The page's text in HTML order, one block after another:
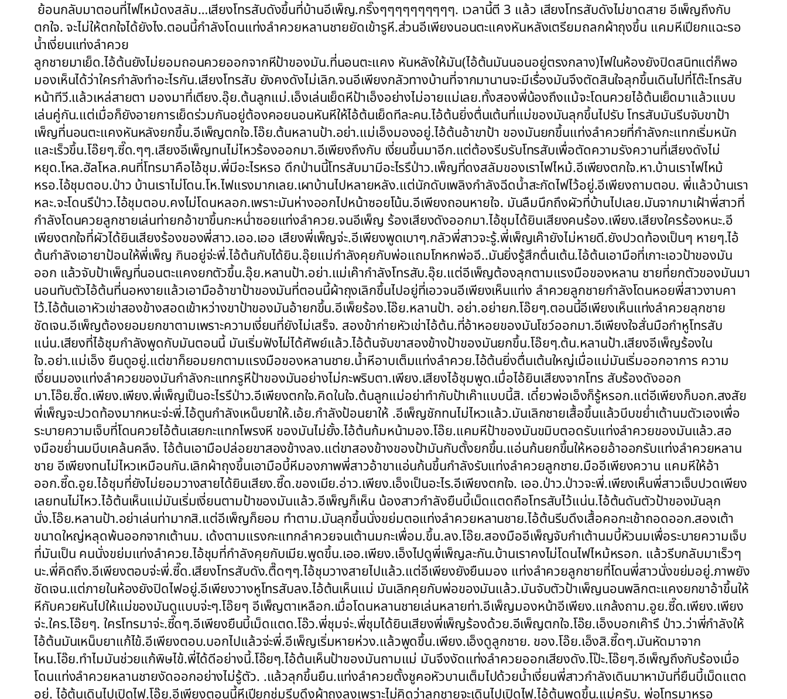
ย้อนกลับมาตอนที่ไฟไหม้ดงสลัม…เสียงโทรสับดังขึ้นที่บ้านอีเพ็ญ.กริ๊งๆๆๆๆๆๆๆๆๆๆ. เวลานี้ตี 3 แล้ว เสียงโทรสับดังไม่ขาดสาย อีเพ็ญถึงกับ
ตกใจ. จะไม่ให้ตกใจได้ยังไง.ตอนนี้กำลังโดนแท่งลำควยหลานชายยัดเข้ารูหี.ส่วนอีเพียงนอนตะแคงหันหลังเตรียมถลกผ้าถุงขึ้น แคมหีเปียกแฉะรอ
น้ำเงี่ยนแท่งลำควย
ลูกชายมาเย็ด.ไอ้ต้นยังไม่ยอมถอนควยออกจากหีป้าของมัน.ที่นอนตะแคง หันหลังให้มัน(ไอ้ต้นมันนอนอยู่ตรงกลาง)ไฟในห้องยังปิดสนิทแต่ก็พอ
มองเห็นได้ว่าใครกำลังทำอะไรกัน.เสียงโทรสับ ยังคงดังไม่เลิก.จนอีเพียงกลัวทางบ้านที่จากมานานจะมีเรื่องมันจึงตัดสินใจลุกขึ้นเดินไปที่โต๊ะโทรสับ
หน้าทีวี.แล้วเหล่สายตา มองมาที่เตียง.อุ๊ย.ต้นลูกแม่.เอ็งเล่นเย็ดหีป้าเอ็งอย่างไม่อายแม่เลย.ทั้งสองพี่น้องถึงแม้จะโดนควยไอ้ต้นเย็ดมาแล้วแบบ
เล่นคู่กัน.แต่เมื่อก็ยังอายการเย็ดร่วมกันอยู่ต้องคอยนอนหันหีให้ไอ้ต้นเย็ดทีละคน.ไอ้ต้นยิ่งตื่นเต้นที่แม่ของมันลุกขึ้นไปรับ โทรสับมันรีบจับขาป้า
เพ็ญที่นอนตะแคงหันหลังยกขึ้น.อีเพ็ญตกใจ.โอ๊ย.ต้นหลานป้า.อย่า.แม่เอ็งมองอยู่.ไอ้ต้นอ้าขาป้า ของมันยกขึ้นแท่งลำควยที่กำลังกะแทกเริ่มหนัก
และเร็วขึ้น.โอ๊ยๆ.ซี๊ด.ๆๆ.เสียงอีเพ็ญทนไม่ไหวร้องออกมา.อีเพียงถึงกับ เงี่ยนขึ้นมาอีก.แต่ต้องรีบรับโทรสับเพื่อตัดความรังควานที่เสียงดังไม่
หยุด.โหล.ฮัลโหล.คนที่โทรมาคือไอ้ชุม.พี่มีอะไรหรอ ดึกป่านนี้โทรสับมามีอะไรรึป่าว.เพ็ญที่ดงสลัมของเราไฟไหม้.อีเพียงตกใจ.หา.บ้านเราไฟไหม้
หรอ.ไอ้ชุมตอบ.ป่าว บ้านเราไม่โดน.โห.ไฟแรงมากเลย.เผาบ้านไปหลายหลัง.แต่นักดับเพลิงกำลังฉีดน้ำสะกัดไฟไว้อยู่.อีเพียงถามตอบ. พี่แล้วบ้านเรา
หละ.จะโดนรึป่าว.ไอ้ชุมตอบ.คงไม่โดนหลอก.เพราะมันห่างออกไปหน้าซอยโน้น.อีเพียงถอนหายใจ. มันลืมนึกถึงผัวที่บ้านไปเลย.มันจากมาเฝ้าพี่สาวที่
กำลังโดนควยลูกชายเล่นท่ายกอ้าขาขึ้นกะหน่ำซอยแท่งลำควย.จนอีเพ็ญ ร้องเสียงดังออกมา.ไอ้ชุมได้ยินเสียงคนร้อง.เพียง.เสียงใครร้องหนะ.อี
เพียงตกใจที่ผัวได้ยินเสียงร้องของพี่สาว.เออ.เออ เสียงพี่เพ็ญจ่ะ.อีเพียงพูดเบาๆ.กลัวพี่สาวจะรู้.พี่เพ็ญเค๊ายังไม่หายดี.ยังปวดท้องเป็นๆ หายๆ.ไอ้
ต้นกำลังเอายาป้อนให้พี่เพ็ญ กินอยู่จ่ะพี่.ไอ้ต้นกับได้ยิน.อุ๊ยแม่กำลังคุยกับพ่อแถมโกหกพ่ออี..มันยิ่งรู้สึกตื่นเต้น.ไอ้ต้นเอามือที่เกาะเอวป้าของมัน
ออก แล้วจับป้าเพ็ญที่นอนตะแคงยกตัวขึ้น.อุ๊ย.หลานป้า.อย่า.แม่เค๊ากำลังโทรสับ.อุ๊ย.แต่อีเพ็ญต้องลุกตามแรงมือของหลาน ชายที่ยกตัวของมันมา
นอนทับตัวไอ้ต้นที่นอหงายแล้วเอามืออ้าขาป้าของมันที่ตอนนี้ผ้าถุงเลิกขึ้นไปอยู่ที่เอวจนอีเพียงเห็นแท่ง ลำควยลูกชายกำลังโดนหอยพี่สาวงาบคา
ไว้.ไอ้ต้นเอาหัวเข่าสองข้างสอดเข้าหว่างขาป้าของมันอ้ายกขึ้น.อีเพ็ยร้อง.โอ๊ย.หลานป้า. อย่า.อย่ายก.โอ๊ยๆ.ตอนนี้อีเพียงเห็นแท่งลำควยลุกชาย
ชัดเจน.อีเพ็ญต้องยอมยกขาตามเพราะความเงี่ยนที่ยังไม่เสร็จ. สองข้าก่ายหัวเข่าไอ้ต้น.ที่อ้าหอยของมันโชว์ออกมา.อีเพียงใจสั่นมือกำหูโทรสับ
แน่น.เสียงที่ไอ้ชุมกำลังพูดกับมันตอนนี้ มันเริ่มฟังไม่ได้ศัพย์แล้ว.ไอ้ต้นจับขาสองข้างป้าของมันยกขึ้น.โอ๊ยๆ.ต้น.หลานป้า.เสียงอีเพ็ญร้องใน
ใจ.อย่า.แม่เอ็ง ยืนดูอยู่.แต่ขาก็ยอมยกตามแรงมือของหลานชาย.น้ำหีอาบเต็มแท่งลำควย.ไอ้ต้นยิ่งตื่นเต้นใหญ่เมื่อแม่มันเริ่มออกอาการ ความ
เงี่ยนมองแท่งลำควยของมันกำลังกะแทกรูหีป้าของมันอย่างไม่กะพริบตา.เพียง.เสียงไอ้ชุมพูด.เมื่อไอ้ยินเสียงจากโทร สับร้องดังออก
มา.โอ๊ย.ซี๊ด.เพียง.เพียง.พี่เพ็ญเป็นอะไรรึป่าว.อีเพียงตกใจ.คิดในใจ.ต้นลูกแม่อย่าทำกับป้าเค๊าแบบนี้สิ. เดี๋ยวพ่อเอ็งก็รู้หรอก.แต่อีเพียงก็บอก.สงสัย
พี่เพ็ญจะปวดท้องมากหนะจ่ะพี่.ไอ้ตูนกำลังเหน็บยาให้.เอ้ย.กำลังป้อนยาให้ .อีเพ็ญชักทนไม่ไหวแล้ว.มันเลิกชายเสื้อขึ้นแล้วบีบขย่ำเต้านมตัวเองเพื่อ
ระบายความเจ็บที่โดนควยไอ้ต้นเสยกะแทกโพรงหี ของมันไม่ยั้ง.ไอ้ต้นก้มหน้ามอง.โอ๊ย.แคมหีป้าของมันขมิบตอดรับแท่งลำควยของมันแล้ว.สอ
งมือขย่ำนมบีบเคล้นคลึง. ไอ้ต้นเอามือปล่อยขาสองข้างลง.แต่ขาสองข้างของป้ามันกับตั้งยกขึ้น.แอ่นก้นยกขึ้นให้หอยอ้าออกรับแท่งลำควยหลาน
ชาย อีเพียงทนไม่ไหวเหมือนกัน.เลิกผ้าถุงขึ้นเอามือบี้หีมองภาพพี่สาวอ้าขาแอ่นก้นขึ้นกำลังรับแท่งลำควยลูกชาย.มืออีเพียงควาน แคมหีให้อ้า
ออก.ซี๊ด.อูย.ไอ้ชุมที่ยังไม่ยอมวางสายได้ยินเสียง.ซี๊ด.ของเมีย.อ่าว.เพียง.เอ็งเป็นอะไร.อีเพียงตกใจ. เออ.ป่าว.ป่าวจะพี่.เพียงเห็นพี่สาวเจ็บปวดเพียง
เลยทนไม่ไหว.ไอ้ต้นเห็นแม่มันเริ่มเงี่ยนตามป้าของมันแล้ว.อีเพ็ญก็เห็น น้องสาวกำลังยืนบี้เม็ดแตดถือโทรสับไว้แน่น.ไอ้ต้นดันตัวป้าของมันลุก
นั่ง.โอ๊ย.หลานป้า.อย่าเล่นท่ามากสิ.แต่อีเพ็ญก็ยอม ทำตาม.มันลุกขึ้นนั่งขย่มตอแท่งลำควยหลานชาย.ไอ้ต้นรีบดึงเสื้อคอกะเช้าถอดออก.สองเต้า
ขนาดใหญ่หลุดพ้นออกจากเต้านม. เด้งตามแรงกะแทกลำควยจนเต้านมกะเพื่อม.ขึ้น.ลง.โอ๊ย.สองมืออีเพ็ญจับกำเต้านมบี้หัวนมเพื่อระบายความเจ็บ
ที่มันเป็น คนนั่งขย่มแท่งลำควย.ไอ้ชุมที่กำลังคุยกับเมีย.พูดขึ้น.เออ.เพียง.เอ็งไปดูพี่เพ็ญละกัน.บ้านเราคงไม่โดนไฟไหม้หรอก. แล้วรีบกลับมาเร็วๆ
นะ.พี่คิดถึง.อีเพียงตอบจ่ะพี่.ซี๊ด.เสียงโทรสับดัง.ตื๊ดๆๆ.ไอ้ชุมวางสายไปแล้ว.แต่อีเพียงยังยืนมอง แท่งลำควยลูกชายที่โดนพี่สาวนั่งขย่มอยู่.ภาพยัง
ชัดเจน.แต่ภายในห้องยังปิดไฟอยู่.อีเพียงวางหูโทรสับลง.ไอ้ต้นเห็นแม่ มันเลิกคุยกับพ่อของมันแล้ว.มันจับตัวป้าเพ็ญนอนพลิกตะแคงยกขาอ้าขึ้นให้
หีกับควยหันไปให้แม่ของมันดูแบบจ่ะๆ.โอ๊ยๆ อีเพ็ญตาเหลือก.เมื่อโดนหลานชายเล่นหลายท่า.อีเพ็ญมองหน้าอีเพียง.แกล้งถาม.อูย.ซี๊ด.เพียง.เพียง
จ่ะ.ใคร.โอ๊ยๆ. ใครโทรมาจ่ะ.ซี๊ดๆ.อีเพียงยืนบี้เม็ดแตด.โอ๊ว.พี่ชุมจ่ะ.พี่ชุมได้ยินเสียงพี่เพ็ญร้องด้วย.อีเพ็ญตกใจ.โอ๊ย.เอ็งบอกเค๊ารึ ป่าว.ว่าพี่กำลังให้
ไอ้ต้นมันเหน็บยาแก้ไข้.อีเพียงตอบ.บอกไปแล้วจ่ะพี่.อีเพ็ญเริ่มหายห่วง.แล้วพูดขึ้น.เพียง.เอ็งดูลูกชาย. ของ.โอ๊ย.เอ็งสิ.ซี๊ดๆ.มันหัดมาจาก
ไหน.โอ๊ย.ทำไมมันช่วยแก้พิษไข้.พี่ได้ดีอย่างนี้.โอ๊ยๆ.ไอ้ต้นเห็นป้าของมันถามแม่ มันจึงงัดแท่งลำควยออกเสียงดัง.โป๊ะ.โอ๊ยๆ.อีเพ็ญถึงกับร้องเมื่อ
โดนแท่งลำควยหลานชายงัดออกอย่างไม่รู้ตัว. .แล้วลุกขึ้นยืน.แท่งลำควยตั้งชูคอหัวบานเต็มไปด้วยน้ำเงี่ยนพี่สาวกำลังเดินมาหามันที่ยืนบี้เม็ดแตด
อยู่. ไอ้ต้นเดินไปเปิดไฟ.โอ๊ย.อีเพียงตอนนี้หีเปียกชุ่มรีบดึงผ้าถุงลงเพราะไม่คิดว่าลูกชายจะเดินไปเปิดไฟ.ไอ้ต้นพูดขึ้น.แม่ครับ. พ่อโทรมาหรอ